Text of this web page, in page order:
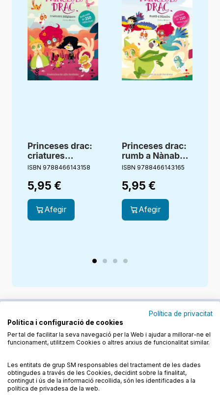
Princeses drac:
criatures
màgiques.
ISBN 9788466143158
5,95 €
Afegir
Princeses drac:
rumb a Nànabu.
Adhesius
ISBN 9788466143165
5,95 €
Afegir
Descobreix els llibres a les llengües cooficials
Política de privacitat
Política i configuració de cookies
Per tal de facilitar la seva navegació per la Web i ajudar a millorar-ne el
funcionament, utilitzem Cookies o altres arxius de funcionalitat similar.
Les entitats de grup SM responsables del tractament de les dades
obtingudes a través de les Cookies, decidint sobre la finalitat,
contingut i ús de la informació recollida, són les identificades a la
política de privadesa de la web.